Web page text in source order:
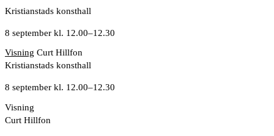
Kristianstads konsthall
8 september kl. 12.00–12.30
Visning Curt Hillfon
Kristianstads konsthall
8 september kl. 12.00–12.30
Visning
Curt Hillfon